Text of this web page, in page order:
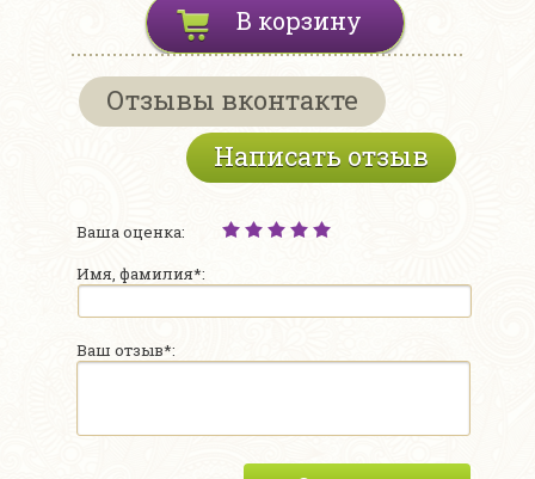
В корзину
Отзывы вконтакте
Написать отзыв
Ваша оценка:
Имя, фамилия*:
Ваш отзыв*: